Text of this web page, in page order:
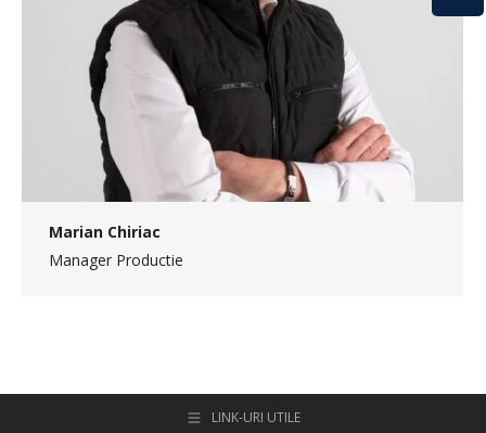
Marian Chiriac
Manager Productie
LINK-URI UTILE